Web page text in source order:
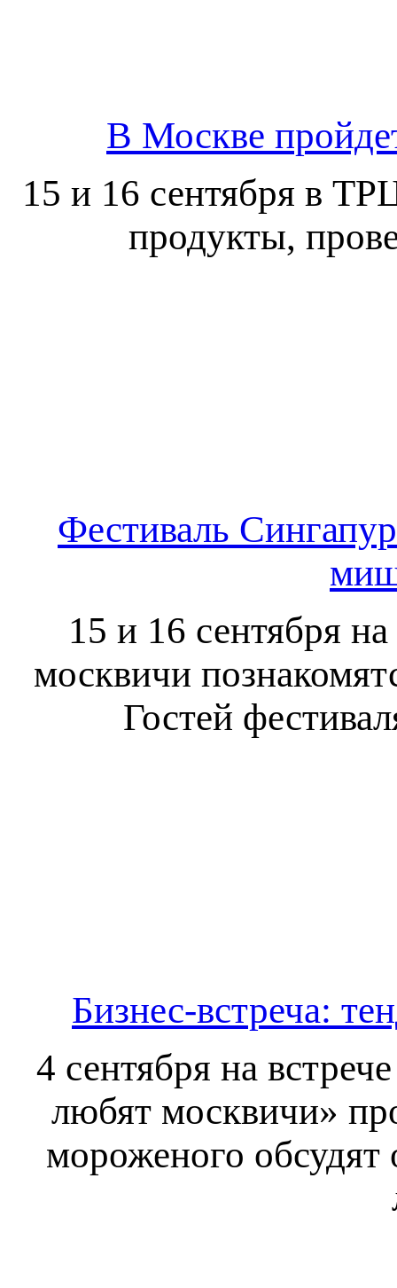
В Москве
15 и 16 сентября в
продукты,
Фестиваль
15 и 16 сентября
москвичи
Гостей
Бизнес-встреча:
4 сентября на
любят москвичи»
мороженого